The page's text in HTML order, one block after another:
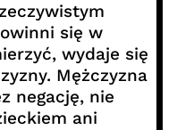
się w
wydaje się
Mężczyzna
negację, nie
ani